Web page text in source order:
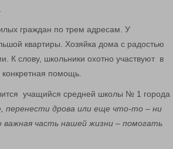
граждан по трем адресам. У
квартиры. Хозяйка дома с радостью
К слову, школьники охотно участвуют в
помощь.
учащийся средней школы № 1 города
перенести дрова или еще что-то – ни
часть нашей жизни – помогать